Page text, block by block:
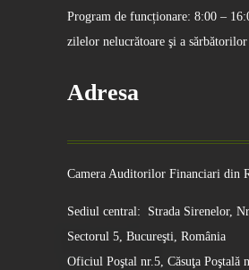
Program de funcționare: 8:00 –
zilelor nelucrătoare şi a sărbătorilor
Adresa
Camera Auditorilor Financiari din
Sediul central: Strada Sirenelor,
Sectorul 5, Bucureşti, România
Oficiul Poştal nr.5, Căsuţa Poştală